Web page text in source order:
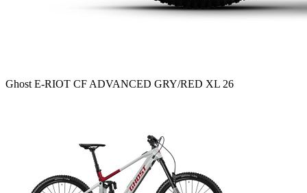
Ghost E-RIOT CF ADVANCED GRY/RED XL 26